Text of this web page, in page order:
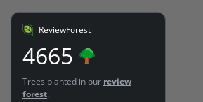
ReviewForest
4665
Trees planted in our review
forest.